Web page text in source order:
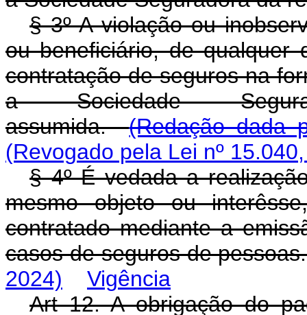
§ 3º A violação ou
ou beneficiário, de qualquer
contratação de seguros na
a Sociedade
assumida.(Redação dada
(Revogado pela Lei nº
§ 4º É vedada a
mesmo objeto ou
contratado mediante a
casos de seguros de
2024)
Vigência
Art 12. A obrigação do